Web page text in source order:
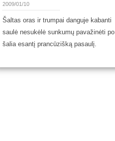
2009/01/10
Šaltas oras ir trumpai danguje kabanti
saulė nesukėlė sunkumų pavažinėti po
šalia esantį prancūzišką pasaulį.